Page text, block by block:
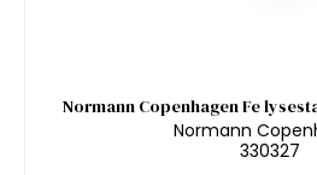
Normann Copenhagen Fe
Normann
330327